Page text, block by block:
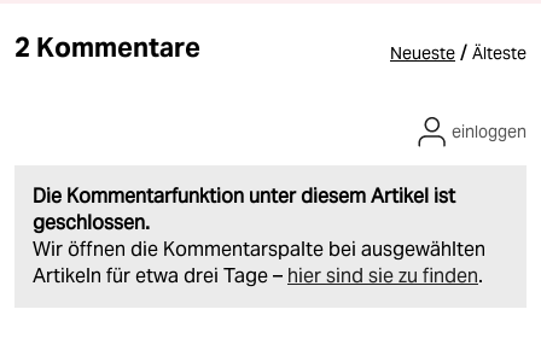
2 Kommentare Neueste / Älteste
Die Kommentarfunktion unter diesem Artikel ist
geschlossen.
Wir öffnen die Kommentarspalte bei ausgewählten
Artikeln für etwa drei Tage – hier sind sie zu finden.
einloggen